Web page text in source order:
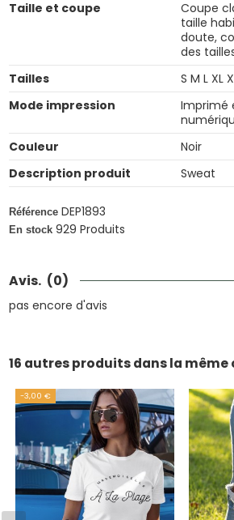
Taille et coupe
Coupe
taille
doute,
des
Tailles
S M L XL
Mode impression
Imprimé
Couleur
Noir
Description produit
Sweat
Référence DEP1893
En stock 929 Produits
Avis. (0)
pas encore d'avis
16 autres produits dans la même
-3,00 €